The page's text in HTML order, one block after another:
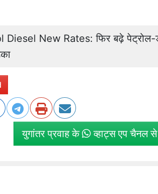
Diesel New Rates: फिर बढ़े पेट्रोल-
युगांतर प्रवाह के व्हाट्स एप चैनल